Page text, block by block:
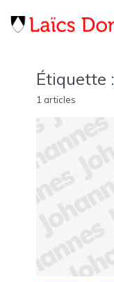
Étiquette :
1 articles